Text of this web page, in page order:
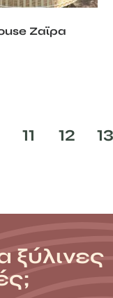
Ζαϊρα
11 12
ξύλινες